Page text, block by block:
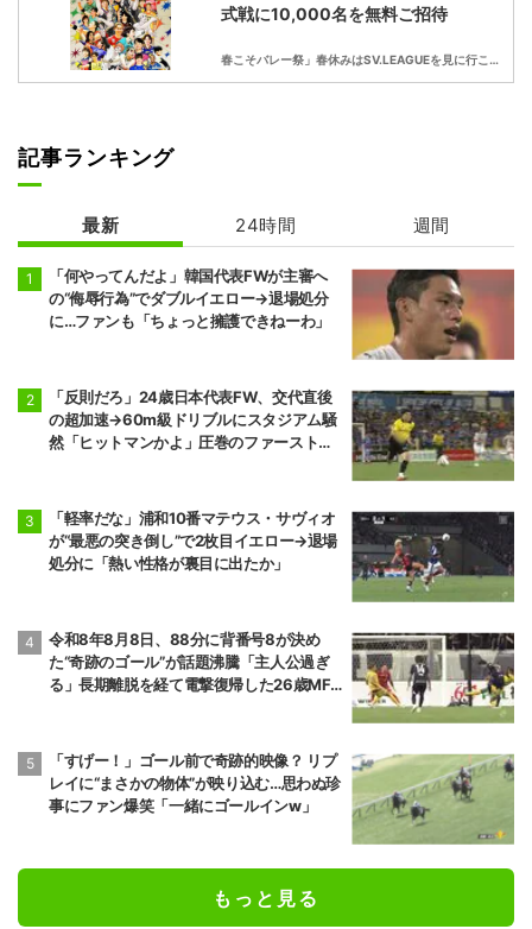
式戦に10,000名を無料ご招待
春こそバレー祭」春休みはSV.LEAGUEを見に行こう！
記事ランキング
最新 24時間 週間
「何やってんだよ」韓国代表FWが主審へ
の“侮辱行為”でダブルイエロー→退場処分
に…ファンも「ちょっと擁護できねーわ」
「反則だろ」24歳日本代表FW、交代直後
の超加速→60m級ドリブルにスタジアム騒
然「ヒットマンかよ」圧巻のファーストプ
「軽率だな」浦和10番マテウス・サヴィオ
が“最悪の突き倒し”で2枚目イエロー→退場
処分に「熱い性格が裏目に出たか」
令和8年8月8日、88分に背番号8が決め
た“奇跡のゴール”が話題沸騰「主人公過ぎ
る」長期離脱を経て電撃復帰した26歳MF
「すげー！」ゴール前で奇跡的映像？ リプ
レイに“まさかの物体”が映り込む…思わぬ珍
事にファン爆笑「一緒にゴールインw」
もっと見る